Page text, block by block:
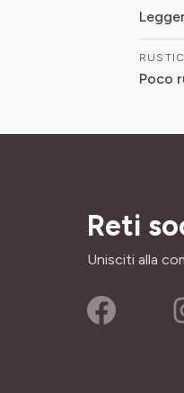
Poco
Reti
Unisciti alla